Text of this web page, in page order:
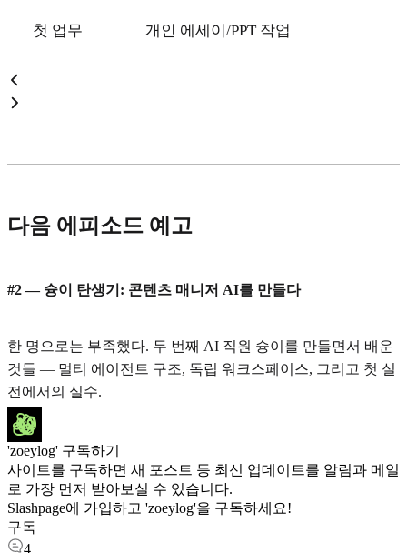
첫 업무 개인 에세이/PPT 작업
다음 에피소드 예고
#2 — 슝이 탄생기: 콘텐츠 매니저 AI를 만들다
한 명으로는 부족했다. 두 번째 AI 직원 슝이를 만들면서 배운
것들 — 멀티 에이전트 구조, 독립 워크스페이스, 그리고 첫 실
전에서의 실수.
'zoeylog' 구독하기
사이트를 구독하면 새 포스트 등 최신 업데이트를 알림과 메일
로 가장 먼저 받아보실 수 있습니다.
Slashpage에 가입하고 'zoeylog'을 구독하세요!
구독
4